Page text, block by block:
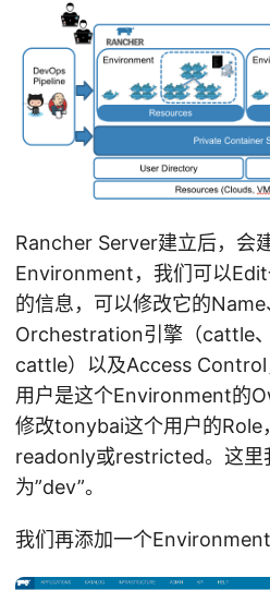
Rancher Server建立后，会
Environment，我们可以
的信息，可以修改它的
Orchestration引擎（cattle
cattle）以及Access
用户是这个Environment的
修改tonybai这个用户的Role
readonly或restricted。这里
为”dev”。
我们再添加一个